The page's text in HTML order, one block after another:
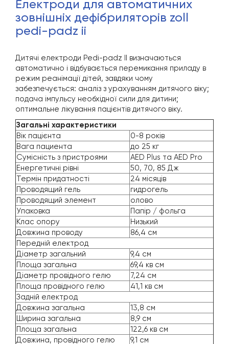
електроди для автоматичних
зовнішніх дефібриляторів zoll
pedi-padz ii
Дитячі електроди Pedi-padz II визначаються
автоматично і відбувається перемикання приладу в
режим реанімації дітей, завдяки чому
забезпечується: аналіз з урахуванням дитячого віку;
подача імпульсу необхідної сили для дитини;
оптимальне лікування пацієнтів дитячого віку.
Загальні характеристики
Вік пацієнта
0-8 років
Вага пациента
до 25 кг
Сумісність з пристроями
AED Plus та AED Pro
Енергетичні рівні
50, 70, 85 Дж
Термін придатності
24 місяців
Проводящий гель
гидрогель
Проводящий элемент
олово
Упаковка
Папір / фольга
Клас опору
Низький
Довжина проводу
86,4 см
Передній електрод
Діаметр загальний
9,4 см
Площа загальна
69,4 кв см
Діаметр провідного гелю
7,24 см
Площа провідного гелю
41,1 кв см
Задній електрод
Довжина загальна
13,8 см
Ширина загальна
8,9 см
Площа загальна
122,6 кв см
Довжина, провідного гелю
9,1 см